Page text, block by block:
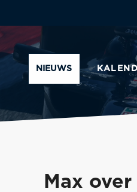
NIEUWS
Max